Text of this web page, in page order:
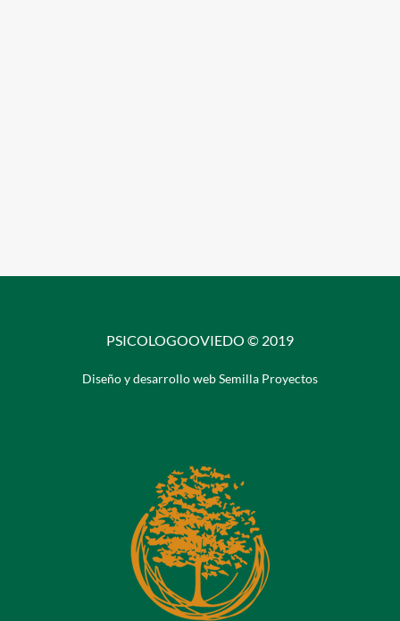
PSICOLOGOOVIEDO © 2019
Diseño y desarrollo web Semilla Proyectos